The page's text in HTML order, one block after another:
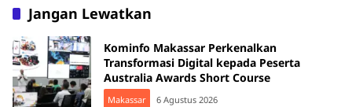
Jangan Lewatkan
Kominfo Makassar Perkenalkan
Transformasi Digital kepada Peserta
Australia Awards Short Course
Makassar 6 Agustus 2026